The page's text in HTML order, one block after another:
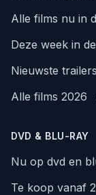
Alle films nu in
Deze week in
Nieuwste trailers
Alle films 2026
DVD & BLU-RAY
Nu op dvd en
Te koop vanaf